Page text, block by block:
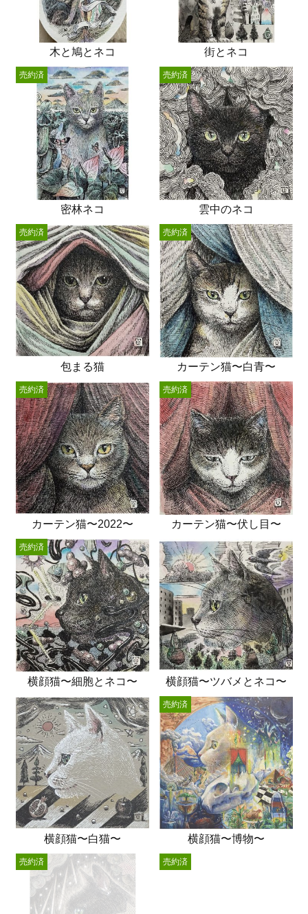
木と鳩とネコ 街とネコ
密林ネコ
売約済
雲中のネコ
売約済
包まる猫
売約済
カーテン猫〜白青〜
売約済
カーテン猫〜2022〜
売約済
カーテン猫〜伏し目〜
売約済
横顔猫〜細胞とネコ〜
売約済
横顔猫〜ツバメとネコ〜
横顔猫〜白猫〜 横顔猫〜博物〜
売約済
売約済 売約済